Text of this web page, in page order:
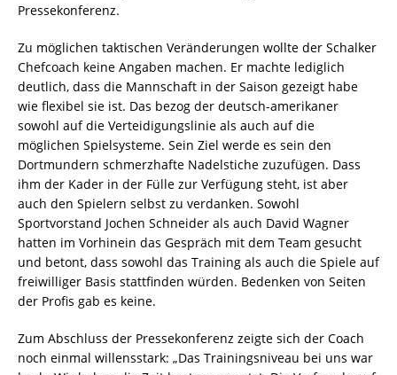
Pressekonferenz.
Zu möglichen taktischen Veränderungen wollte der Schalker
Chefcoach keine Angaben machen. Er machte lediglich
deutlich, dass die Mannschaft in der Saison gezeigt habe
wie flexibel sie ist. Das bezog der deutsch-amerikaner
sowohl auf die Verteidigungslinie als auch auf die
möglichen Spielsysteme. Sein Ziel werde es sein den
Dortmundern schmerzhafte Nadelstiche zuzufügen. Dass
ihm der Kader in der Fülle zur Verfügung steht, ist aber
auch den Spielern selbst zu verdanken. Sowohl
Sportvorstand Jochen Schneider als auch David Wagner
hatten im Vorhinein das Gespräch mit dem Team gesucht
und betont, dass sowohl das Training als auch die Spiele auf
freiwilliger Basis stattfinden würden. Bedenken von Seiten
der Profis gab es keine.
Zum Abschluss der Pressekonferenz zeigte sich der Coach
noch einmal willensstark: „Das Trainingsniveau bei uns war